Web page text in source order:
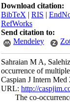
Download citation:
BibTeX|RIS|
RefWorks
Send citation to:
Mendeley
Sahraian M A,
occurrence of
Caspian J Intern
URL:http://
The co-